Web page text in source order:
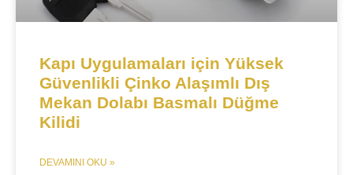
Kapı Uygulamaları için Yüksek
Güvenlikli Çinko Alaşımlı Dış
Mekan Dolabı Basmalı Düğme
Kilidi
DEVAMINI OKU »